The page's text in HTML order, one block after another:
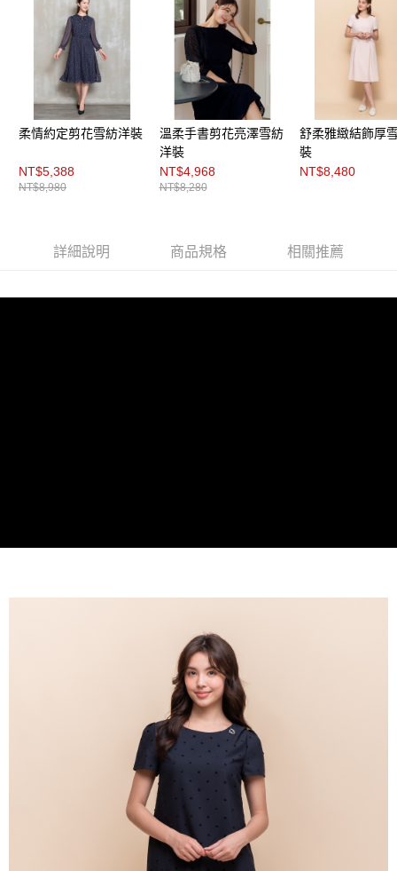
【注意事項】
１．透過由恩沛科技股份有限公司提供之「AFTEE先享後付」服務完成之交
易，需依本服務之必要範圍內提供個人資料，並將交易相關給付款項請求債
權轉讓予恩沛科技股份有限公司。
２．關於個人資料處理事宜，請瀏覽以下網址：
https://aftee.tw/terms/#terms3
３．未成年的使用者請事先徵得法定代理人或監護人之同意方可使用
「AFTEE先享後付」，若未經同意申辦者引起之損失，本公司不負相關責
時審查核予不同之上限額度；若仍有額度不足之情形，本公司將視審查結果
請求用戶進行身份認證。
每筆NT$90，滿NT$3,600(含以上)免運費
離島宅配 (蘭嶼恕不配送)
每筆NT$200，滿NT$8,000(含以上)免運費
付款後門市自取
柔情約定剪花雪紡洋裝
NT$5,388
NT$8,980
溫柔手書剪花亮澤雪紡
洋裝
NT$4,968
NT$8,280
舒柔雅緻結飾厚
裝
NT$8,480
詳細說明 商品規格 相關推薦